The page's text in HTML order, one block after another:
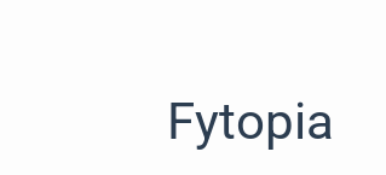
Fytopia